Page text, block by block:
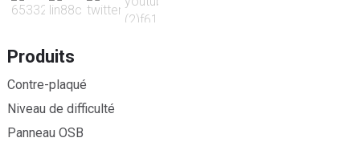
Produits
Contre-plaqué
Niveau de difficulté
Panneau OSB